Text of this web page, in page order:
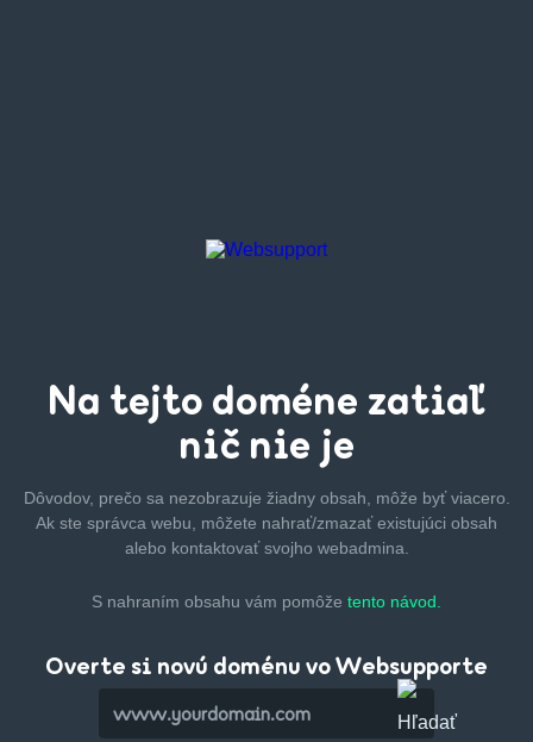
Na tejto doméne zatiaľ
nič nie je
Dôvodov, prečo sa nezobrazuje žiadny obsah, môže byťviacero.
Ak ste správca webu, môžete nahrať/zmazaťexistujúci obsah
alebo kontaktovať svojho webadmina.
S nahraním obsahu vám pomôže tento návod.
Overte si novú doménu vo Websupporte